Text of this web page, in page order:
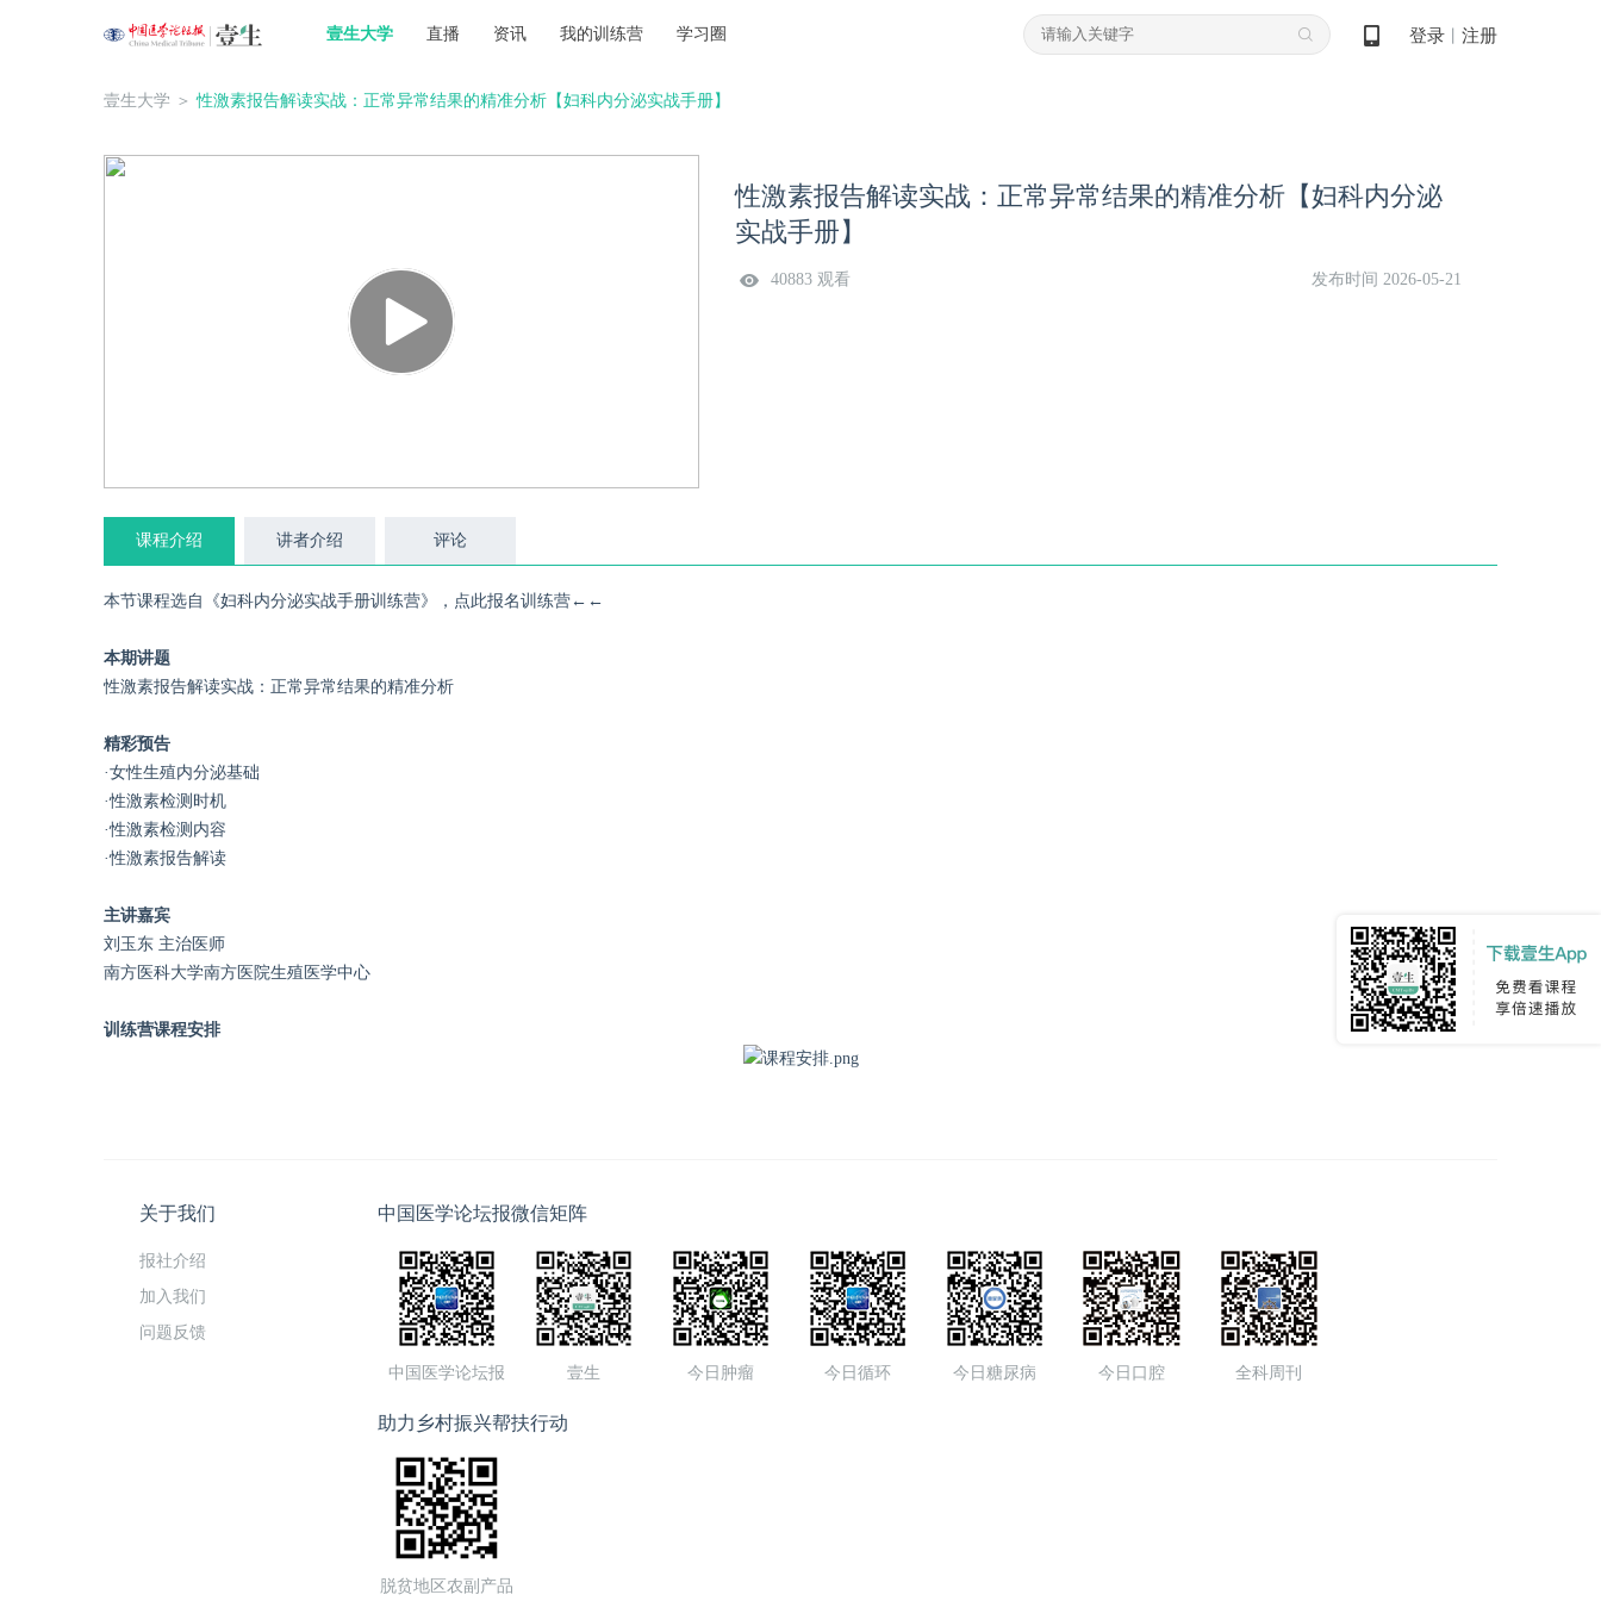
壹生大学 直播 资讯 我的训练营 学习圈 登录 注册
壹生大学 ＞性激素报告解读实战：正常异常结果的精准分析【妇科内分泌实战手册】
性激素报告解读实战：正常异常结果的精准分析【妇科内分泌
实战手册】
40883 观看 发布时间 2026-05-21
课程介绍 讲者介绍 评论
本节课程选自《妇科内分泌实战手册训练营》，点此报名训练营←←
本期讲题
性激素报告解读实战：正常异常结果的精准分析
精彩预告
·女性生殖内分泌基础
·性激素检测时机
·性激素检测内容
·性激素报告解读
主讲嘉宾
刘玉东 主治医师
南方医科大学南方医院生殖医学中心
训练营课程安排
关于我们
报社介绍
加入我们
问题反馈
中国医学论坛报微信矩阵
中国医学论坛报 壹生 今日肿瘤 今日循环 今日糖尿病 今日口腔 全科周刊
助力乡村振兴帮扶行动
脱贫地区农副产品